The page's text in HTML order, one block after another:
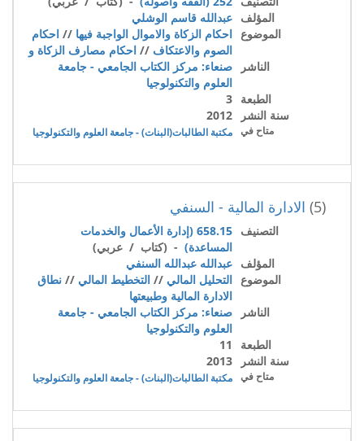
المؤلف عبدالله قاسم الوشلي
الموضوع احكام الزكاة والاموال الواجبة فيها // احكام
الصوم والاعتكاف // احكام مصارف الزكاة و
الناشر
صنعاء: مركز الكتاب الجامعي - جامعة
العلوم والتكنولوجيا
الطبعة 3
سنة النشر
2012
متاح في مكتبة الطالبات(البنات) - جامعة العلوم والتكنولوجيا
(5) الادارة المالية - السنفي
التصنيف
658.15 (إدارة الأعمال والخدمات
المساعدة) - (كتاب / عربي)
المؤلف عبدالله عبدالله السنفي
الموضوع التحليل المالي // التخطيط المالي // نطاق
الادارة المالية وطبيعتها
الناشر
صنعاء: مركز الكتاب الجامعي - جامعة
العلوم والتكنولوجيا
الطبعة
11
سنة النشر
2013
متاح في مكتبة الطالبات(البنات) - جامعة العلوم والتكنولوجيا